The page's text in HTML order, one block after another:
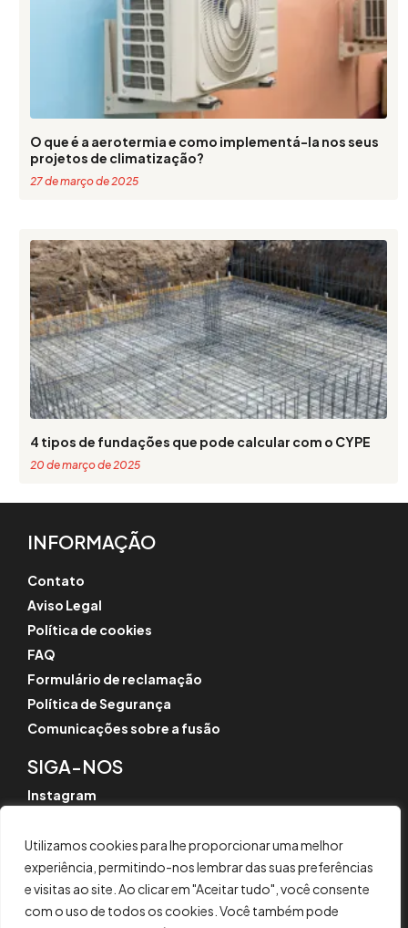
Utilizamos cookies para lhe proporcionar uma melhor
experiência, permitindo-nos lembrar das suas preferências
e visitas ao site. Ao clicar em "Aceitar tudo", você consente
com o uso de todos os cookies. Você também pode
O que é a aerotermia e como implementá-la nos seus
projetos de climatização?
27 de março de 2025
4 tipos de fundações que pode calcular com o CYPE
20 de março de 2025
INFORMAÇÃO
Contato
Aviso Legal
Política de cookies
FAQ
Formulário de reclamação
Política de Segurança
Comunicações sobre a fusão
SIGA-NOS
Instagram
YouTube